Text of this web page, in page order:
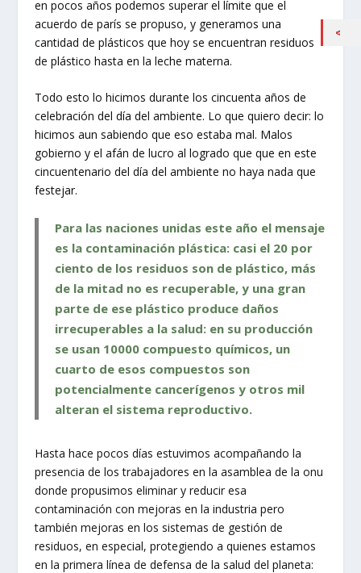
en pocos años podemos superar el límite que el
acuerdo de parís se propuso, y generamos una
cantidad de plásticos que hoy se encuentran residuos
de plástico hasta en la leche materna.
Todo esto lo hicimos durante los cincuenta años de
celebración del día del ambiente. Lo que quiero decir: lo
hicimos aun sabiendo que eso estaba mal. Malos
gobierno y el afán de lucro al logrado que que en este
cincuentenario del día del ambiente no haya nada que
festejar.
Para las naciones unidas este año el mensaje
es la contaminación plástica: casi el 20 por
ciento de los residuos son de plástico, más
de la mitad no es recuperable, y una gran
parte de ese plástico produce daños
irrecuperables a la salud: en su producción
se usan 10000 compuesto químicos, un
cuarto de esos compuestos son
potencialmente cancerígenos y otros mil
alteran el sistema reproductivo.
Hasta hace pocos días estuvimos acompañando la
presencia de los trabajadores en la asamblea de la onu
donde propusimos eliminar y reducir esa
contaminación con mejoras en la industria pero
también mejoras en los sistemas de gestión de
residuos, en especial, protegiendo a quienes estamos
en la primera línea de defensa de la salud del planeta: